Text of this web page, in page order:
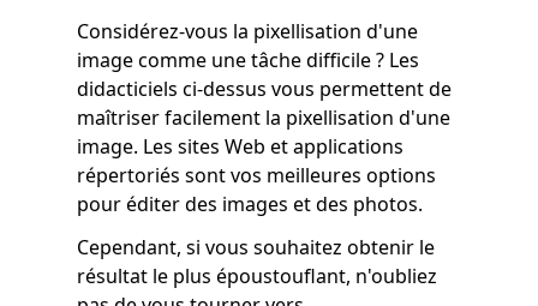
Considérez-vous la pixellisation d'une
image comme une tâche difficile ? Les
didacticiels ci-dessus vous permettent de
maîtriser facilement la pixellisation d'une
image. Les sites Web et applications
répertoriés sont vos meilleures options
pour éditer des images et des photos.
Cependant, si vous souhaitez obtenir le
résultat le plus époustouflant, n'oubliez